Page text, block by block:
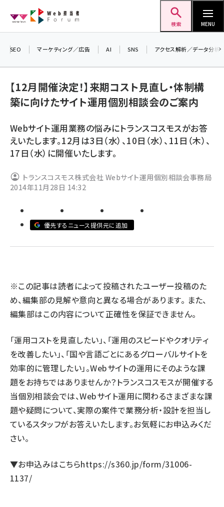
ン
検索 MENU
ai (2807)
youtube (2434)
セミナー (2307)
meo (1275)
SEO マーケティング／広告 AI SNS アクセス解析／データ分析
【12月開催決定！】来期コスト見直し・体制構
築に向けたサイト運用個別相談会のご案内
Webサイト運用業務の悩みにトランスコスモスがお答
えいたします。12月は3日（水）、10日（水）、11日（木）、
17日（水）に開催いたします。
トランスコスモス株式会社 Webサイト運用個別相談会事務局
2014年11月28日 14:32
優先するニュース提供元に追加
※この記事は読者によって投稿されたユーザー投稿のた
め、編集部の見解や意向と異なる場合があります。 また、
編集部はこの内容について正確性を保証できません。
「運用コストを見直したい」、「運用のスピードやクオリティ
を改善したい」、「国や言語ごとにあるグローバルサイトを
効率的に管理したい」。Webサイトの運用にそのような課
題をお持ちではありませんか？トランスコスモスが開催する
当個別相談会では、Webサイト運用に関わるさまざまな課
題や疑問について、実際の案件で業務分析・設計を担当し
ているスタッフがお答えいたします。お気軽にお申込みくだ
さい。
▼お申込みはこちらhttps://s360.jp/form/31006-
1137/